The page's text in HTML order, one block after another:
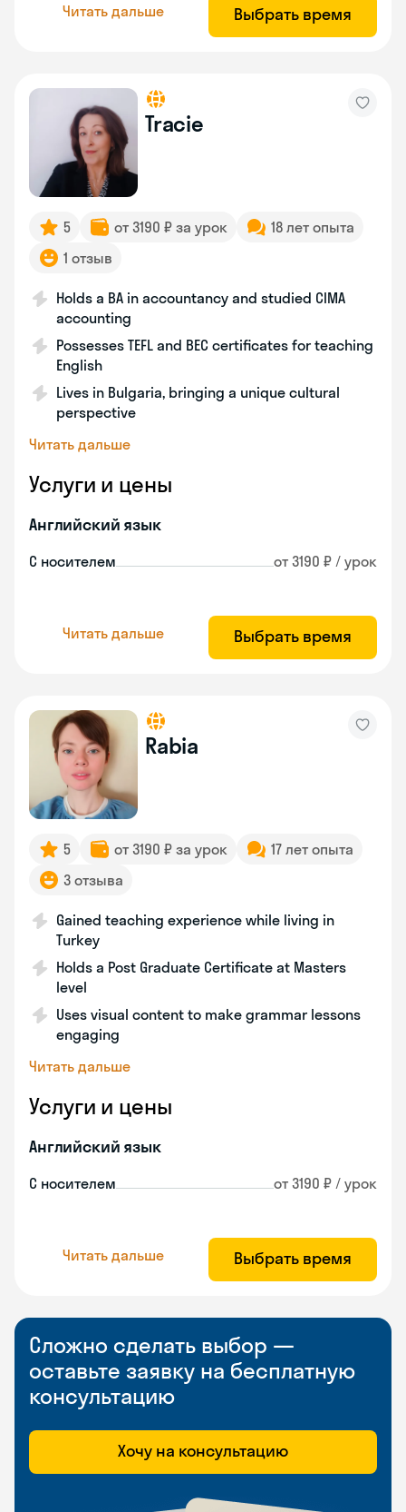
Читать дальше Выбрать время
Tracie
5 от 3190 ₽ за урок
18 лет опыта
1 отзыв
Holds a BA in accountancy and studied CIMA
accounting
Possesses TEFL and BEC certificates for teaching
English
Lives in Bulgaria, bringing a unique cultural
perspective
Читать дальше
Услуги и цены
Английский язык
С носителем от 3190 ₽ / урок
Читать дальше Выбрать время
Rabia
5 от 3190 ₽ за урок
17 лет опыта
3 отзыва
Gained teaching experience while living in
Turkey
Holds a Post Graduate Certificate at Masters
level
Uses visual content to make grammar lessons
engaging
Читать дальше
Услуги и цены
Английский язык
С носителем от 3190 ₽ / урок
Читать дальше Выбрать время
Сложно сделать выбор —
оставьте заявку на бесплатную
консультацию
Хочу на консультацию